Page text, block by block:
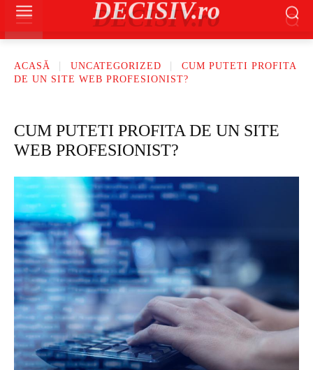
DECISIV.ro
ACASĂ UNCATEGORIZED
CUM PUTETI PROFITA
DE UN SITE WEB PROFESIONIST?
CUM PUTETI PROFITA DE UN SITE
WEB PROFESIONIST?